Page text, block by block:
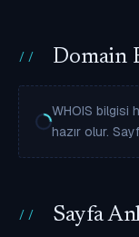
Domain
WHOIS bilgisi
hazır olur.
Sayfa